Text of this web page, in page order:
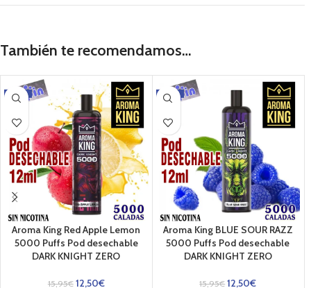
También te recomendamos…
-22%
Aroma King Red Apple Lemon
5000 Puffs Pod desechable
DARK KNIGHT ZERO
15,95€ 12,50€
-22%
Aroma King BLUE SOUR RAZZ
5000 Puffs Pod desechable
DARK KNIGHT ZERO
15,95€ 12,50€